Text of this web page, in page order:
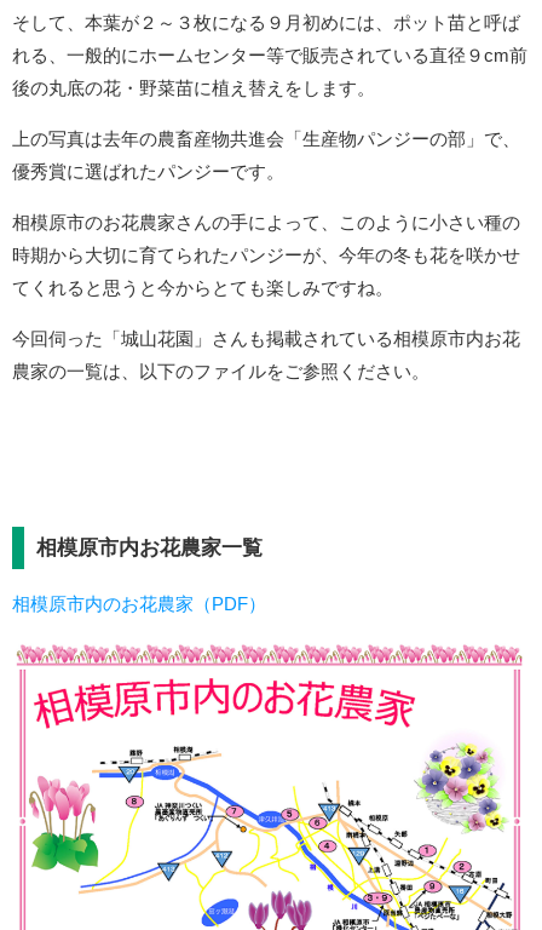
そして、本葉が２～３枚になる９月初めには、ポット苗と呼ば
れる、一般的にホームセンター等で販売されている直径９cm前
後の丸底の花・野菜苗に植え替えをします。
上の写真は去年の農畜産物共進会「生産物パンジーの部」で、
優秀賞に選ばれたパンジーです。
相模原市のお花農家さんの手によって、このように小さい種の
時期から大切に育てられたパンジーが、今年の冬も花を咲かせ
てくれると思うと今からとても楽しみですね。
今回伺った「城山花園」さんも掲載されている相模原市内お花
農家の一覧は、以下のファイルをご参照ください。
相模原市内お花農家一覧
相模原市内のお花農家（PDF）